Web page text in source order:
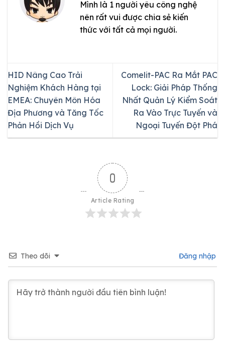
Mình là 1 người yêu công nghệ
nên rất vui được chia sẻ kiến
thức với tất cả mọi người.
HID Nâng Cao Trải
Nghiệm Khách Hàng tại
EMEA: Chuyên Môn Hóa
Địa Phương và Tăng Tốc
Phản Hồi Dịch Vụ
Comelit-PAC Ra Mắt PAC
Lock: Giải Pháp Thống
Nhất Quản Lý Kiểm Soát
Ra Vào Trực Tuyến và
Ngoại Tuyến Đột Phá
0
Article Rating
Theo dõi Đăng nhập